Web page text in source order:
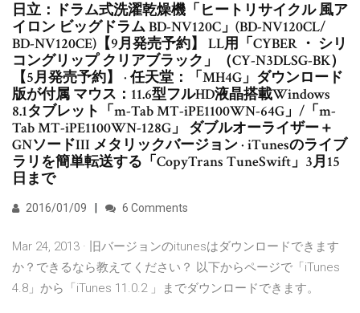
日立：ドラム式洗濯乾燥機「ヒートリサイクル 風ア
イロン ビッグドラム BD-NV120C」(BD-NV120CL/
BD-NV120CE)【9月発売予約】 LL用「CYBER ・ シリ
コングリップ クリアブラック」（CY-N3DLSG-BK）
【5月発売予約】 · 任天堂：「MH4G」ダウンロード
版が付属 マウス：11.6型フルHD液晶搭載Windows
8.1タブレット「m-Tab MT-iPE1100WN-64G」/「m-
Tab MT-iPE1100WN-128G」 ダブルオーライザー＋
GNソードIII メタリックバージョン · iTunesのライブ
ラリを簡単転送する「CopyTrans TuneSwift」3月15
日まで
2016/01/09 6 Comments
Mar 24, 2013 · 旧バージョンのitunesはダウンロードできます
か？できるなら教えてください？ 以下からページで「iTunes
4.8」から「iTunes 11.0.2 」までダウンロードできます。